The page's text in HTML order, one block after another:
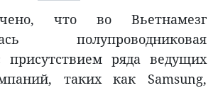
что во Вьетнамезг
полупроводниковая
присутствием ряда ведущих
таких как Samsung,